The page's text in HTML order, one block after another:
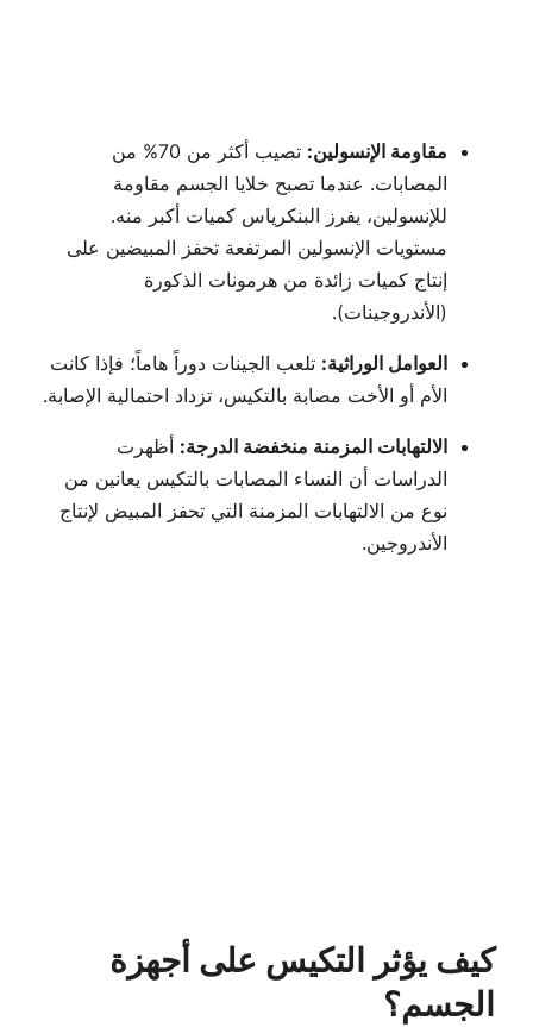
مقاومة الإنسولين:
تصيب أكثر من 70% من
المصابات. عندما تصبح خلايا الجسم مقاومة
للإنسولين، يفرز البنكرياس كميات أكبر منه.
مستويات الإنسولين المرتفعة تحفز المبيضين على
إنتاج كميات زائدة من هرمونات الذكورة
(الأندروجينات).
العوامل الوراثية: تلعب الجينات دوراً هاماً؛ فإذا كانت
الأم أو الأخت مصابة بالتكيس، تزداد احتمالية الإصابة.
الالتهابات المزمنة منخفضة الدرجة: أظهرت
الدراسات أن النساء المصابات بالتكيس يعانين من
نوع من الالتهابات المزمنة التي تحفز المبيض لإنتاج
الأندروجين.
كيف يؤثر التكيس على أجهزة
الجسم؟